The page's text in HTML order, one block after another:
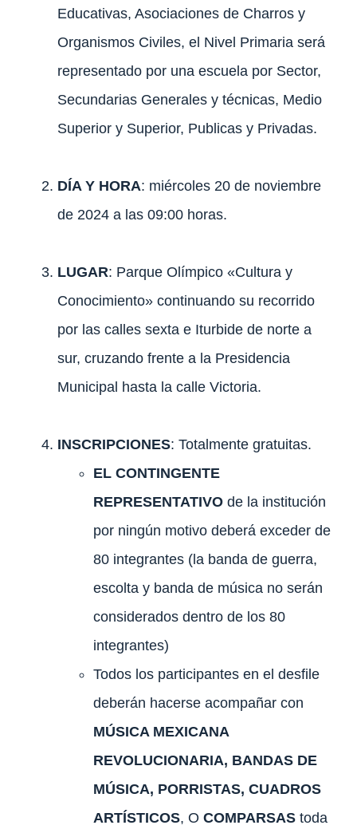
Educativas, Asociaciones de Charros y
Organismos Civiles, el Nivel Primaria será
representado por una escuela por Sector,
Secundarias Generales y técnicas, Medio
Superior y Superior, Publicas y Privadas.
DÍA Y HORA: miércoles 20 de noviembre
de 2024 a las 09:00 horas.
LUGAR: Parque Olímpico «Cultura y
Conocimiento» continuando su recorrido
por las calles sexta e Iturbide de norte a
sur, cruzando frente a la Presidencia
Municipal hasta la calle Victoria.
INSCRIPCIONES: Totalmente gratuitas.
EL CONTINGENTE
REPRESENTATIVOde la institución
por ningún motivo deberá exceder de
80 integrantes (la banda de guerra,
escolta y banda de música no serán
considerados dentro de los 80
integrantes)
Todos los participantes en el desfile
deberán hacerse acompañar con
MÚSICA MEXICANA
REVOLUCIONARIA, BANDAS DE
MÚSICA, PORRISTAS, CUADROS
ARTÍSTICOS, O COMPARSAStoda